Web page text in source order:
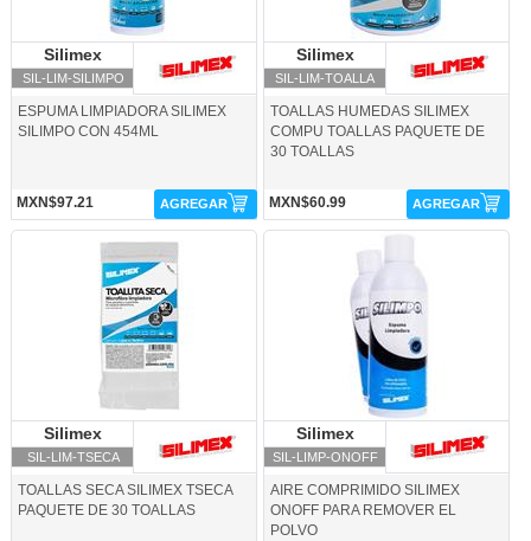
Silimex
SIL-LIM-SILIMPO
ESPUMA LIMPIADORA SILIMEX
SILIMPO CON 454ML
MXN$97.21 AGREGAR
Silimex
SIL-LIM-TOALLA
TOALLAS HUMEDAS SILIMEX
COMPU TOALLAS PAQUETE DE
30 TOALLAS
MXN$60.99 AGREGAR
SIL-LIM-TSECA-Silimex
Silimex
SIL-LIM-TSECA
TOALLAS SECA SILIMEX TSECA
PAQUETE DE 30 TOALLAS
SIL-LIMP-ONOFF-Silimex
Silimex
SIL-LIMP-ONOFF
AIRE COMPRIMIDO SILIMEX
ONOFF PARA REMOVER EL
POLVO